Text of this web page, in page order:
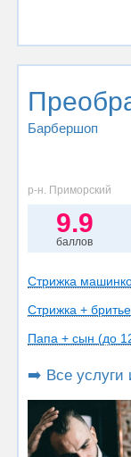
Барбершоп
р-н. Приморский
9.9
баллов
Стрижка
Стрижка + бритье
Папа + сын (до
➡️ Все услуги